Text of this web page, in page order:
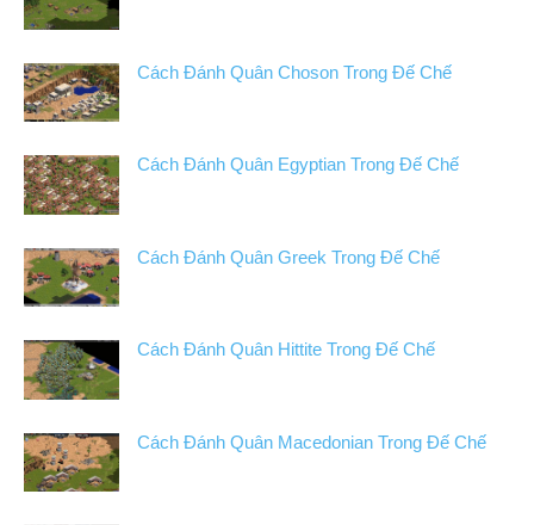
Cách Đánh Quân Choson Trong Đế Chế
Cách Đánh Quân Egyptian Trong Đế Chế
Cách Đánh Quân Greek Trong Đế Chế
Cách Đánh Quân Hittite Trong Đế Chế
Cách Đánh Quân Macedonian Trong Đế Chế